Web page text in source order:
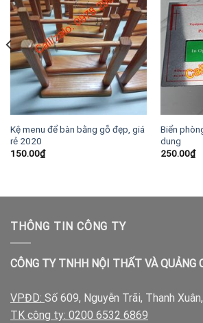
Kệ menu để bàn bằng gỗ đẹp, giá
rẻ 2020
150.00₫
Biển
dung
250.00₫
THÔNG TIN CÔNG TY
CÔNG TY TNHH NỘI THẤT VÀ QUẢNG
VPĐD: Số 609, Nguyễn Trãi, Thanh
TK công ty: 0200 6532 6869